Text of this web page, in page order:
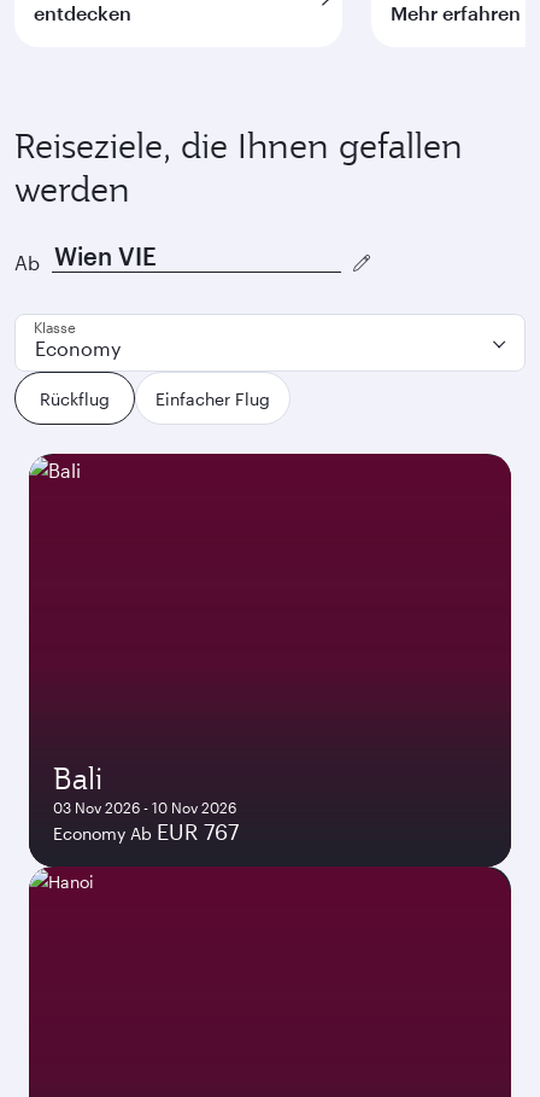
entdecken
Mehr erfahren
Reiseziele, die Ihnen gefallen
werden
Ab
Rückflug Einfacher Flug
Klasse
Economy
Bali
03 Nov 2026 - 10 Nov 2026
Economy Ab EUR 767